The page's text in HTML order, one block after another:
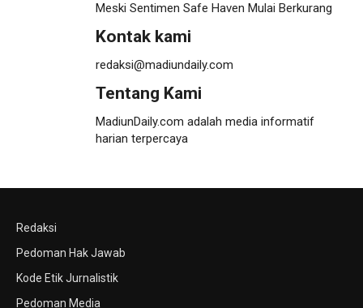
Meski Sentimen Safe Haven Mulai Berkurang
Kontak kami
redaksi@madiundaily.com
Tentang Kami
MadiunDaily.com adalah media informatif
harian terpercaya
Redaksi
Pedoman Hak Jawab
Kode Etik Jurnalistik
Pedoman Media